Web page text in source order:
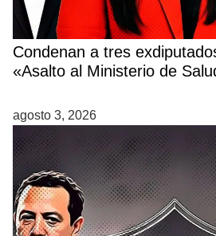
Condenan a tres
«Asalto al Ministerio de
agosto 3, 2026